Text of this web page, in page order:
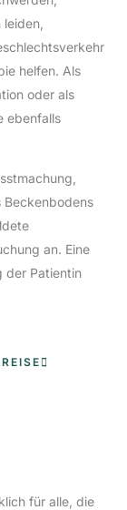
helfen. Als
oder als
ebenfalls
Beckenbodens
an. Eine
der Patientin
für alle, die